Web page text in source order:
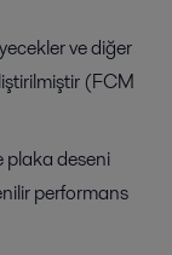
ve diğer
(FCM
plaka deseni
performans